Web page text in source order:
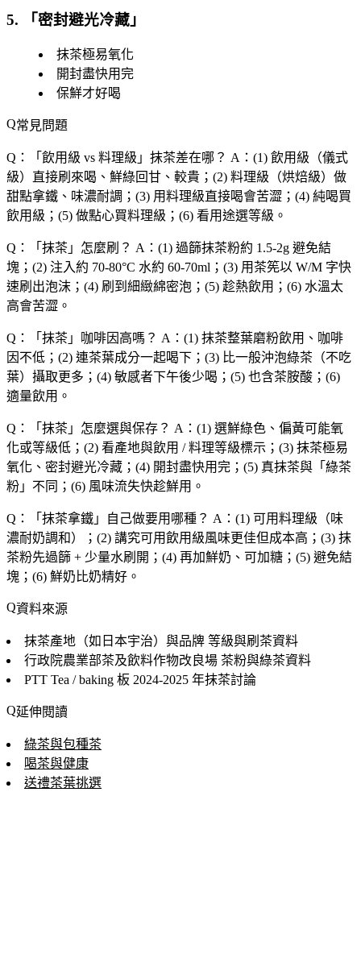
5. 「密封避光冷藏 」
抹茶極易氧化
開封盡快用完
保鮮才好喝
常見問題
Q：「 飲用級 vs 料理級 」抹茶差在哪？ A：(1) 飲用級（儀式
級）直接刷來喝、鮮綠回甘、較貴；(2) 料理級（烘焙級）做
甜點拿鐵、味濃耐調；(3) 用料理級直接喝會苦澀；(4) 純喝買
飲用級；(5) 做點心買料理級；(6) 看用途選等級。
Q：「 抹茶 」怎麼刷？ A：(1) 過篩抹茶粉約 1.5-2g 避免結
塊；(2) 注入約 70-80°C 水約 60-70ml；(3) 用茶筅以 W/M 字快
速刷出泡沫；(4) 刷到細緻綿密泡；(5) 趁熱飲用；(6) 水溫太
高會苦澀。
Q：「 抹茶 」咖啡因高嗎？ A：(1) 抹茶整葉磨粉飲用、咖啡
因不低；(2) 連茶葉成分一起喝下；(3) 比一般沖泡綠茶（不吃
葉）攝取更多；(4) 敏感者下午後少喝；(5) 也含茶胺酸；(6)
適量飲用。
Q：「 抹茶 」怎麼選與保存？ A：(1) 選鮮綠色、偏黃可能氧
化或等級低；(2) 看產地與飲用 / 料理等級標示；(3) 抹茶極易
氧化、密封避光冷藏；(4) 開封盡快用完；(5) 真抹茶與「綠茶
粉」不同；(6) 風味流失快趁鮮用。
Q：「 抹茶拿鐵 」自己做要用哪種？ A：(1) 可用料理級（味
濃耐奶調和）；(2) 講究可用飲用級風味更佳但成本高；(3) 抹
茶粉先過篩 + 少量水刷開；(4) 再加鮮奶、可加糖；(5) 避免結
塊；(6) 鮮奶比奶精好。
資料來源
抹茶產地（如日本宇治）與品牌 等級與刷茶資料
行政院農業部茶及飲料作物改良場 茶粉與綠茶資料
PTT Tea / baking 板 2024-2025 年抹茶討論
延伸閱讀
綠茶與包種茶
喝茶與健康
送禮茶葉挑選